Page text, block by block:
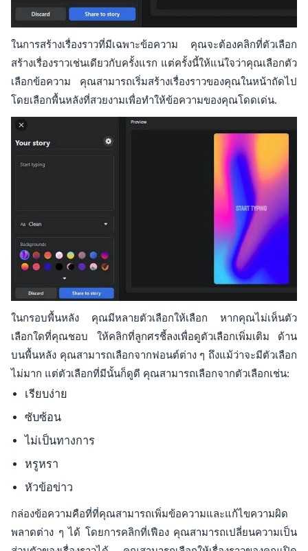
ในการสร้างเรื่องราวที่มีเฉพาะข้อความ คุณจะต้องคลิกที่ตัวเลือก
สร้างเรื่องราวเช่นเดียวกับครั้งแรก แต่ครั้งนี้ให้แน่ใจว่าคุณเลือกตัว
เลือกข้อความ คุณสามารถเริ่มสร้างเรื่องราวของคุณในหน้าถัดไป
โดยเลือกพื้นหลังที่สวยงามเพื่อทำให้ข้อความของคุณโดดเด่น.
ในกรอบพื้นหลัง คุณมีหลายตัวเลือกให้เลือก หากคุณไม่เห็นตัว
เลือกใดที่คุณชอบ ให้คลิกที่ลูกศรชี้ลงเพื่อดูตัวเลือกเพิ่มเติม ด้าน
บนพื้นหลัง คุณสามารถเลือกจากฟอนต์ต่าง ๆ ถึงแม้ว่าจะมีตัวเลือก
ไม่มาก แต่ตัวเลือกที่มีนั้นก็ดูดี คุณสามารถเลือกจากตัวเลือกเช่น:
เรียบง่าย
ซับซ้อน
ไม่เป็นทางการ
หรูหรา
หัวข้อข่าว
กล่องข้อความคือที่ที่คุณสามารถเพิ่มข้อความและแก้ไขความผิด
พลาดต่าง ๆ ได้ โดยการคลิกที่เฟือง คุณสามารถเปลี่ยนความเป็น